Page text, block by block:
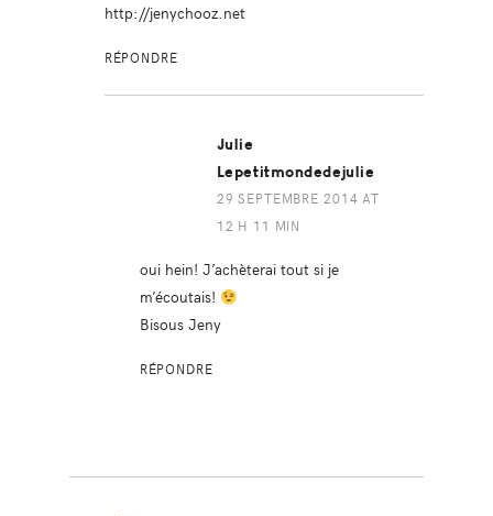
http://jenychooz.net
RÉPONDRE
Julie
Lepetitmondedejulie
29 SEPTEMBRE 2014 AT
12 H 11 MIN
oui hein! J’achèterai tout si je
m’écoutais!
Bisous Jeny
RÉPONDRE